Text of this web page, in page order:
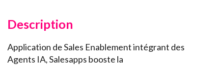
Description
Application de Sales Enablement intégrant des
Agents IA, Salesapps booste la